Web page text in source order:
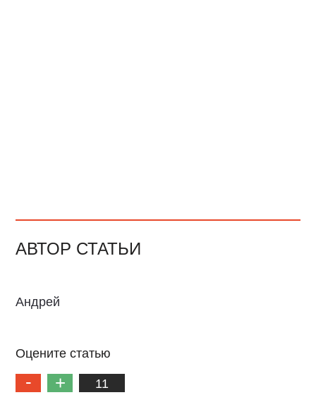
АВТОР СТАТЬИ
Андрей
Оцените статью
11